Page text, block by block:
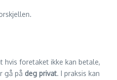
hvis foretaket ikke kan betale,
gå på deg privat. I praksis kan